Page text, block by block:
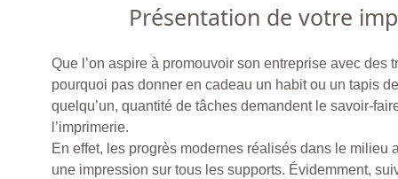
Présentation de votre
Que l’on aspire à promouvoir son entreprise avec des
pourquoi pas donner en cadeau un habit ou un tapis
quelqu’un, quantité de tâches demandent le savoir-
l’imprimerie.
En effet, les progrès modernes réalisés dans le milieu
une impression sur tous les supports. Évidemment,